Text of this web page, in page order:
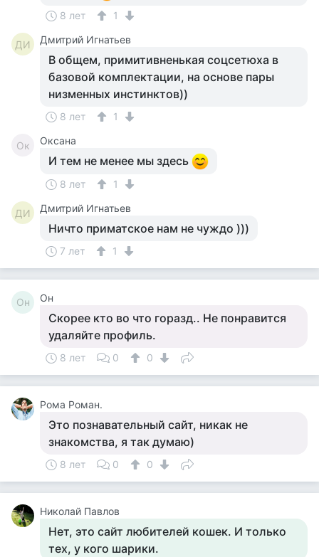
8 лет 1
ДИ Дмитрий Игнатьев
В общем, примитивненькая соцсетюха в
базовой комплектации, на основе пары
низменных инстинктов))
8 лет 1
Ок Оксана
И тем не менее мы здесь
8 лет 1
ДИ Дмитрий Игнатьев
Ничто приматское нам не чуждо )))
7 лет 1
Он Он
Скорее кто во что горазд.. Не понравится
удаляйте профиль.
8 лет 0 0
Рома Роман.
Это познавательный сайт, никак не
знакомства, я так думаю)
8 лет 0 0
Николай Павлов
Нет, это сайт любителей кошек. И только
тех, у кого шарики.